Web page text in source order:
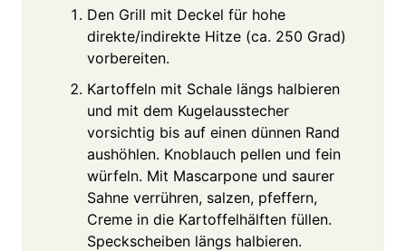
Den Grill mit Deckel für hohe
direkte/indirekte Hitze (ca. 250 Grad)
vorbereiten.
Kartoffeln mit Schale längs halbieren
und mit dem Kugelausstecher
vorsichtig bis auf einen dünnen Rand
aushöhlen. Knoblauch pellen und fein
würfeln. Mit Mascarpone und saurer
Sahne verrühren, salzen, pfeffern,
Creme in die Kartoffelhälften füllen.
Speckscheiben längs halbieren.